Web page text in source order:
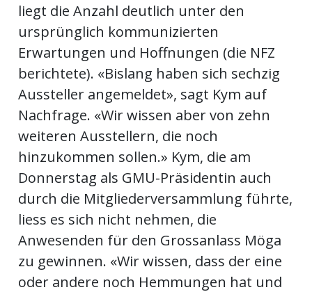
liegt die Anzahl deutlich unter den
ursprünglich kommunizierten
Erwartungen und Hoffnungen (die NFZ
berichtete). «Bislang haben sich sechzig
Aussteller angemeldet», sagt Kym auf
Nachfrage. «Wir wissen aber von zehn
weiteren Ausstellern, die noch
hinzukommen sollen.» Kym, die am
Donnerstag als GMU-Präsidentin auch
durch die Mitgliederversammlung führte,
liess es sich nicht nehmen, die
Anwesenden für den Grossanlass Möga
zu gewinnen. «Wir wissen, dass der eine
oder andere noch Hemmungen hat und